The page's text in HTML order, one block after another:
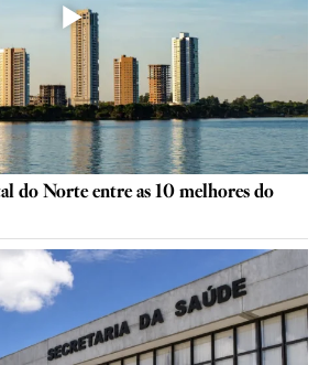
do Norte entre as 10 melhores do